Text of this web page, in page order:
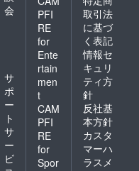
会
サ
ポ
ー
ト
サ
ー
ビ
PFI
RE
for
Ente
rtain
men
t
CAM
PFI
RE
for
Spor
取引法
に基づ
く表記
情報セ
キュリ
ティ方
針
反社基
本方針
カスタ
マーハ
ラスメ